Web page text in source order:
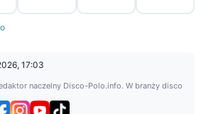
17:03
naczelny Disco-Polo.info. W branży disco